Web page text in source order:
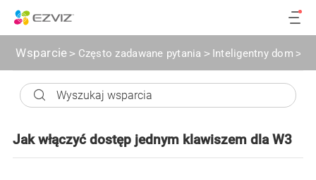
Wsparcie> Często zadawane pytania > Inteligentny dom >
Jak włączyć dostęp jednym klawiszem dla W3